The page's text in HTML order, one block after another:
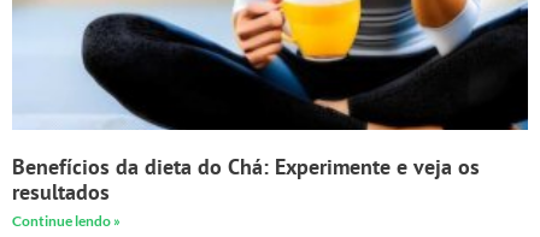
Benefícios da dieta do Chá: Experimente e veja os
resultados
Continue lendo »